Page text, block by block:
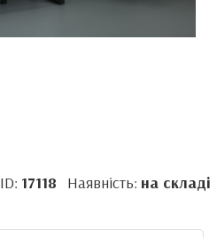
ID: 17118 Наявність: на складі